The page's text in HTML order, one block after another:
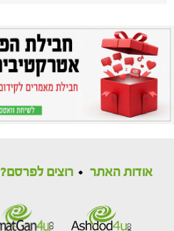
אודות האתר רוצים לפרסם?